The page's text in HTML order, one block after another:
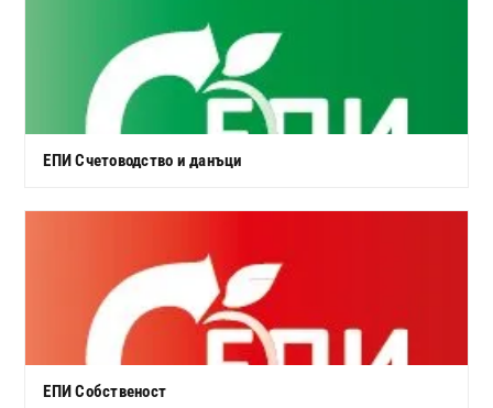
ЕПИ Счетоводство и данъци
ЕПИ Собственост